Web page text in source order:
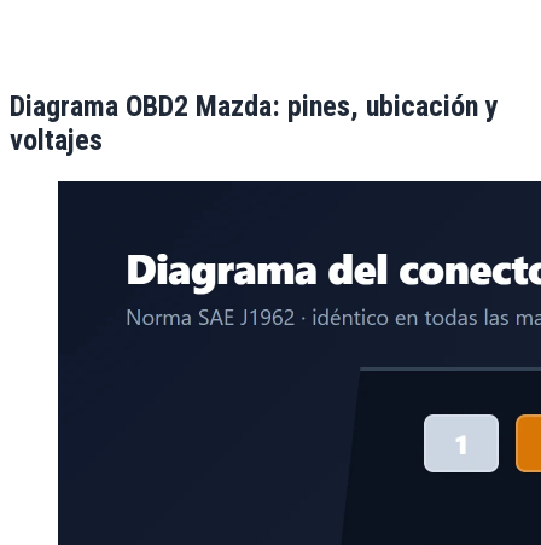
Diagrama OBD2 Mazda: pines, ubicación y
voltajes